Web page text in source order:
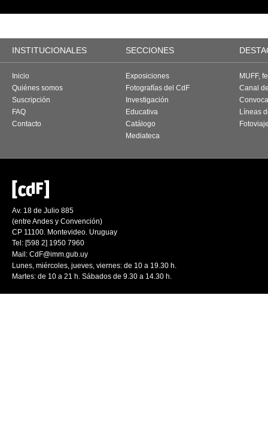
INSTITUCIONALES SECCIONES
Inicio
Quiénes somos
Suscripción
FAQ
Contacto
Exposiciones
Fotografías del CdF
Investigación
Educativa
Catálogo
Mediateca
MUFF,
Canal
Líneas
Av. 18 de Julio 885
(entre Andes y Convención)
CP 11100. Montevideo. Uruguay
Tel: [598 2] 1950 7960
Mail: CdF@imm.gub.uy
Lunes, miércoles, jueves, viernes: de 10 a 19.30 h.
Martes: de 10 a 21 h. Sábados de 9.30 a 14.30 h.